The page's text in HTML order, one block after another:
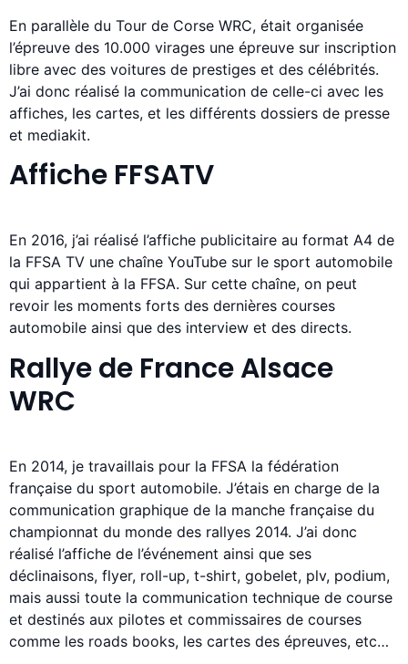
En parallèle du Tour de Corse WRC, était organisée
l’épreuve des 10.000 virages une épreuve sur inscription
libre avec des voitures de prestiges et des célébrités.
J’ai donc réalisé la communication de celle-ci avec les
affiches, les cartes, et les différents dossiers de presse
et mediakit.
Affiche FFSATV
En 2016, j’ai réalisé l’affiche publicitaire au format A4 de
la FFSA TV une chaîne YouTube sur le sport automobile
qui appartient à la FFSA. Sur cette chaîne, on peut
revoir les moments forts des dernières courses
automobile ainsi que des interview et des directs.
Rallye de France Alsace
WRC
En 2014, je travaillais pour la FFSA la fédération
française du sport automobile. J’étais en charge de la
communication graphique de la manche française du
championnat du monde des rallyes 2014. J’ai donc
réalisé l’affiche de l’événement ainsi que ses
déclinaisons, flyer, roll-up, t-shirt, gobelet, plv, podium,
mais aussi toute la communication technique de course
et destinés aux pilotes et commissaires de courses
comme les roads books, les cartes des épreuves, etc…